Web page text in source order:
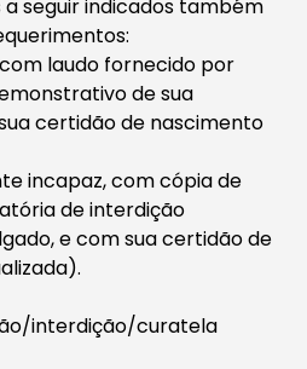
seguir indicados também
com laudo fornecido por
de sua
certidão de nascimento
incapaz, com cópia de
de interdição
e com sua certidão de
interdição/curatela